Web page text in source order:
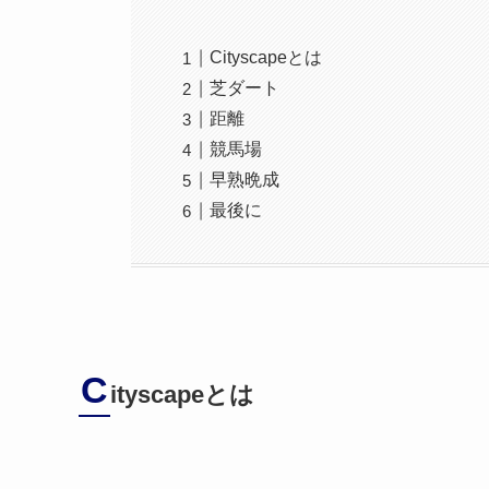
Cityscapeとは
芝ダート
距離
競馬場
早熟晩成
最後に
Cityscapeとは